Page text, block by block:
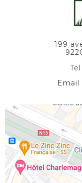
199
Tel
Email